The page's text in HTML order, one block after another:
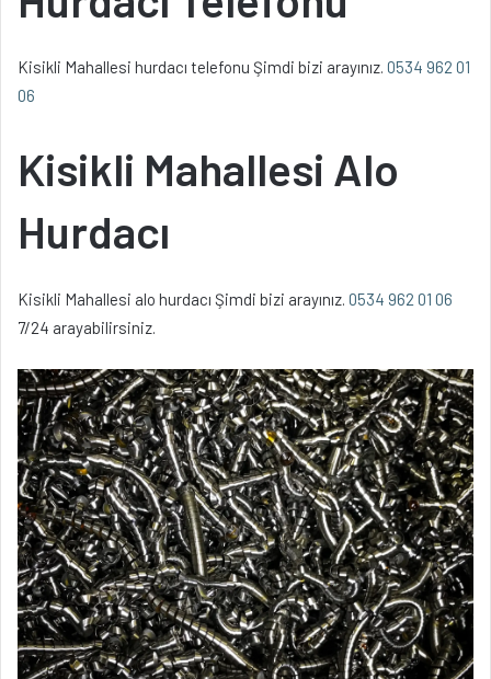
Kisikli Mahallesi hurdacı telefonu Şimdi bizi arayınız. 0534 962 01
06
Kisikli Mahallesi Alo
Hurdacı
Kisikli Mahallesi alo hurdacı Şimdi bizi arayınız. 0534 962 01 06
7/24 arayabilirsiniz.